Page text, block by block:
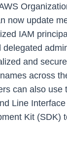
now update
IAM
delegated
and
across
can also use
Line
Kit (SDK)